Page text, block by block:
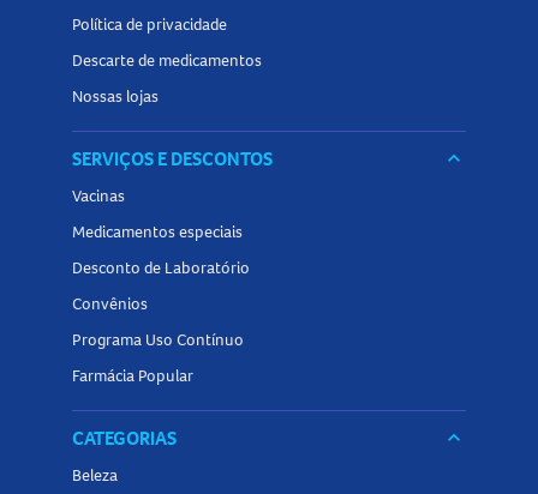
Política de privacidade
Descarte de medicamentos
Nossas lojas
SERVIÇOS E DESCONTOS keyboard_arrow_down
Vacinas
Medicamentos especiais
Desconto de Laboratório
Convênios
Programa Uso Contínuo
Farmácia Popular
CATEGORIAS keyboard_arrow_down
Beleza